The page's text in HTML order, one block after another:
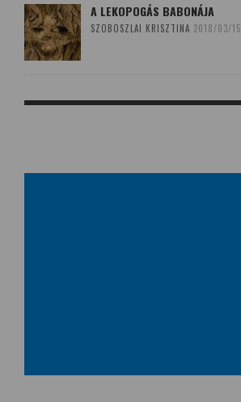
A LEKOPOGÁS BABONÁJA
SZOBOSZLAI KRISZTINA 2018/03/15